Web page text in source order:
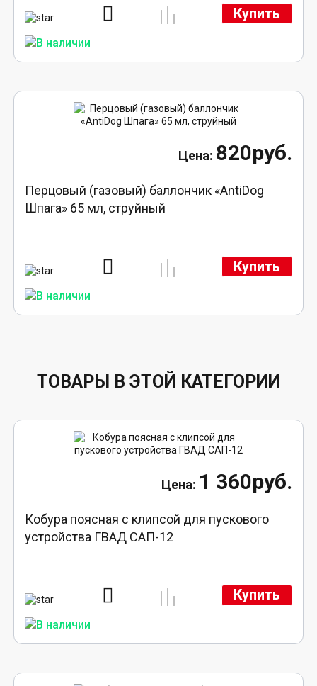
Купить
820руб.
Перцовый (газовый) баллончик «AntiDog
Шпага» 65 мл, струйный
Купить
ТОВАРЫ В ЭТОЙ КАТЕГОРИИ
1 360руб.
Кобура поясная с клипсой для пускового
устройства ГВАД САП-12
Купить